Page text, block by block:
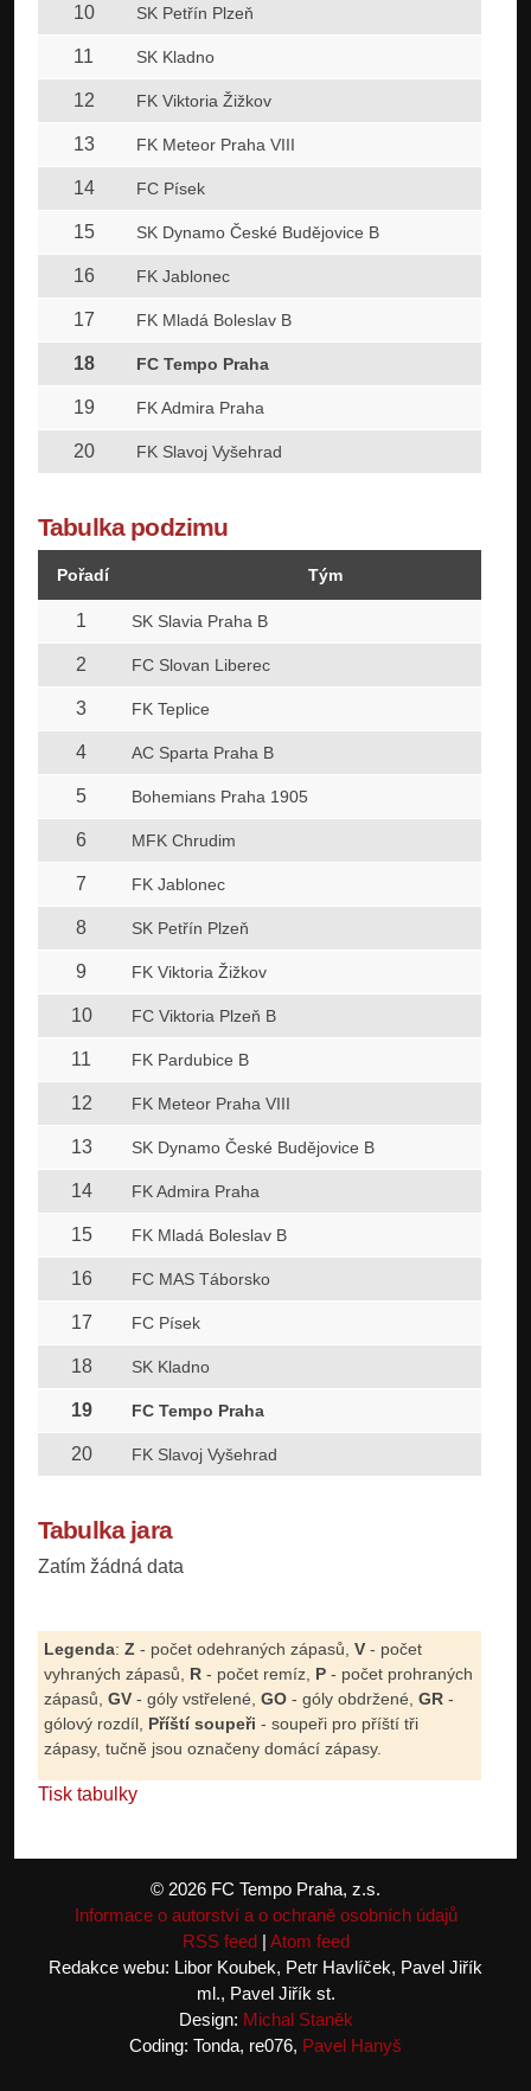
10 SK Petřín Plzeň
11 SK Kladno
12 FK Viktoria Žižkov
13 FK Meteor Praha VIII
14 FC Písek
15 SK Dynamo České Budějovice B
16 FK Jablonec
17 FK Mladá Boleslav B
18 FC Tempo Praha
19 FK Admira Praha
20 FK Slavoj Vyšehrad
Tabulka podzimu
Pořadí Tým
1 SK Slavia Praha B
2 FC Slovan Liberec
3 FK Teplice
4 AC Sparta Praha B
5 Bohemians Praha 1905
6 MFK Chrudim
7 FK Jablonec
8 SK Petřín Plzeň
9 FK Viktoria Žižkov
10 FC Viktoria Plzeň B
11 FK Pardubice B
12 FK Meteor Praha VIII
13 SK Dynamo České Budějovice B
14 FK Admira Praha
15 FK Mladá Boleslav B
16 FC MAS Táborsko
17 FC Písek
18 SK Kladno
19 FC Tempo Praha
20 FK Slavoj Vyšehrad
Tabulka jara
Zatím žádná data
Legenda: Z - počet odehraných zápasů, V - počet
vyhraných zápasů, R - počet remíz, P - počet prohraných
zápasů, GV - góly vstřelené, GO - góly obdržené, GR -
gólový rozdíl, Příští soupeři - soupeři pro příští tři
zápasy, tučně jsou označeny domácí zápasy.
Tisk tabulky
© 2026 FC Tempo Praha, z.s.
Informace o autorství a o ochraně osobních údajů
RSS feed| Atom feed
Redakce webu: Libor Koubek, Petr Havlíček, Pavel Jiřík
ml., Pavel Jiřík st.
Design: Michal Staněk
Coding: Tonda, re076, Pavel Hanyš